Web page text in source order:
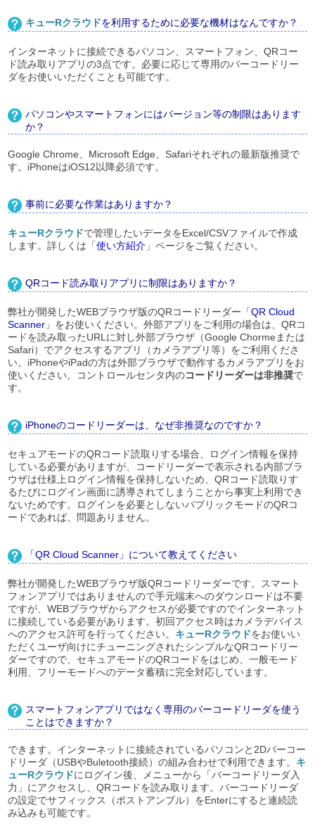
キューRクラウドを利用するために必要な機材はなんですか？
インターネットに接続できるパソコン、スマートフォン、QRコー
ド読み取りアプリの3点です。必要に応じて専用のバーコードリー
ダをお使いいただくことも可能です。
パソコンやスマートフォンにはバージョン等の制限はあります
か？
Google Chrome、Microsoft Edge、Safariそれぞれの最新版推奨で
す。iPhoneはiOS12以降必須です。
事前に必要な作業はありますか？
キューRクラウドで管理したいデータをExcel/CSVファイルで作成
します。詳しくは「使い方紹介 」ページをご覧ください。
QRコード読み取りアプリに制限はありますか？
弊社が開発したWEBブラウザ版のQRコードリーダー「QR Cloud
Scanner 」をお使いください。外部アプリをご利用の場合は、QRコ
ードを読み取ったURLに対し外部ブラウザ（Google Chormeまたは
Safari）でアクセスするアプリ（カメラアプリ等）をご利用くださ
い。iPhoneやiPadの方は外部ブラウザで動作するカメラアプリをお
使いください。コントロールセンタ内のコードリーダーは非推奨で
す。
iPhoneのコードリーダーは、なぜ非推奨なのですか？
セキュアモードのQRコード読取りする場合、ログイン情報を保持
している必要がありますが、コードリーダーで表示される内部ブラ
ウザは仕様上ログイン情報を保持しないため、QRコード読取りす
るたびにログイン画面に誘導されてしまうことから事実上利用でき
ないためです。ログインを必要としないパブリックモードのQRコ
ードであれば、問題ありません。
「QR Cloud Scanner 」について教えてください
弊社が開発したWEBブラウザ版QRコードリーダーです。スマート
フォンアプリではありませんので手元端末へのダウンロードは不要
ですが、WEBブラウザからアクセスが必要ですのでインターネット
に接続している必要があります。初回アクセス時はカメラデバイス
へのアクセス許可を行ってください。 キューRクラウドをお使いい
ただくユーザ向けにチューニングされたシンプルなQRコードリー
ダーですので、セキュアモードのQRコードをはじめ、一般モード
利用、フリーモードへのデータ蓄積に完全対応しています。
スマートフォンアプリではなく専用のバーコードリーダを使う
ことはできますか？
できます。インターネットに接続されているパソコンと2Dバーコー
ドリーダ（USBやBuletooth接続）の組み合わせで利用できます。 キ
ューRクラウドにログイン後、メニューから「バーコードリーダ入
力」にアクセスし、QRコードを読み取ります。バーコードリーダ
の設定でサフィックス（ポストアンブル）をEnterにすると連続読
み込みも可能です。